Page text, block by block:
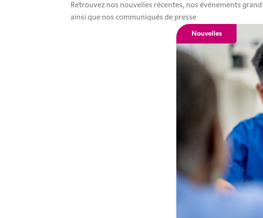
Retrouvez nos nouvelles récentes, nos événements
ainsi que nos communiqués de presse
Nouvelles